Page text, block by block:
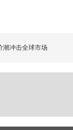
潮冲击全球市场